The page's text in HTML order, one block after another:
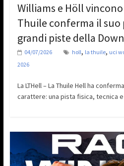
Williams e Höll
Thuile conferma il suo
grandi piste della
04/07/2026 holl, la thuile, uci
2026
La LTHell – La Thuile Hell ha
carattere: una pista fisica, tecnica